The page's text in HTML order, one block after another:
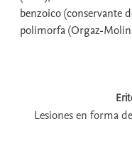
benzoico (conservante
polimorfa (Orgaz-
Lesiones en forma